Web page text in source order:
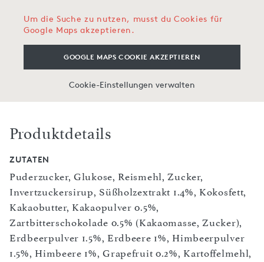
Um die Suche zu nutzen, musst du Cookies für
Google Maps akzeptieren.
GOOGLE MAPS COOKIE AKZEPTIEREN
Cookie-Einstellungen verwalten
Produktdetails
ZUTATEN
Puderzucker, Glukose, Reismehl, Zucker,
Invertzuckersirup, Süßholzextrakt 1.4%, Kokosfett,
Kakaobutter, Kakaopulver 0.5%,
Zartbitterschokolade 0.5% (Kakaomasse, Zucker),
Erdbeerpulver 1.5%, Erdbeere 1%, Himbeerpulver
1.5%, Himbeere 1%, Grapefruit 0.2%, Kartoffelmehl,